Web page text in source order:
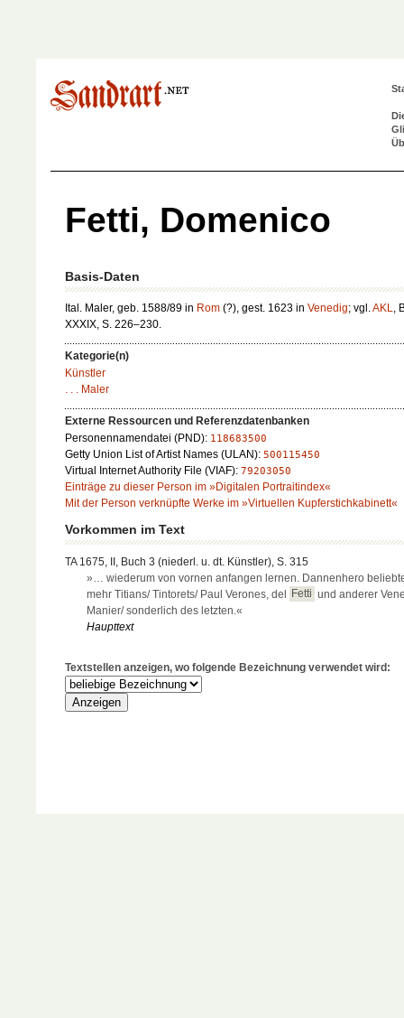
Fetti, Domenico
Basis-Daten
Ital. Maler, geb. 1588/89 in Rom (?), gest. 1623 in Venedig; vgl.AKL,
XXXIX, S. 226–230.
Kategorie(n)
Künstler
. . . Maler
Externe Ressourcen und Referenzdatenbanken
Personennamendatei (PND): 118683500
Getty Union List of Artist Names (ULAN): 500115450
Virtual Internet Authority File (VIAF): 79203050
Einträge zu dieser Person im »Digitalen Portraitindex«
Mit der Person verknüpfte Werke im »Virtuellen Kupferstichkabinett«
Vorkommen im Text
TA 1675, II, Buch 3 (niederl. u. dt. Künstler), S. 315
»… wiederum von vornen anfangen lernen. Dannenhero
mehr Titians/ Tintorets/ Paul Verones, del Fetti und anderer
Manier/ sonderlich des letzten.«
Haupttext
Textstellen anzeigen, wo folgende Bezeichnung verwendet wird: